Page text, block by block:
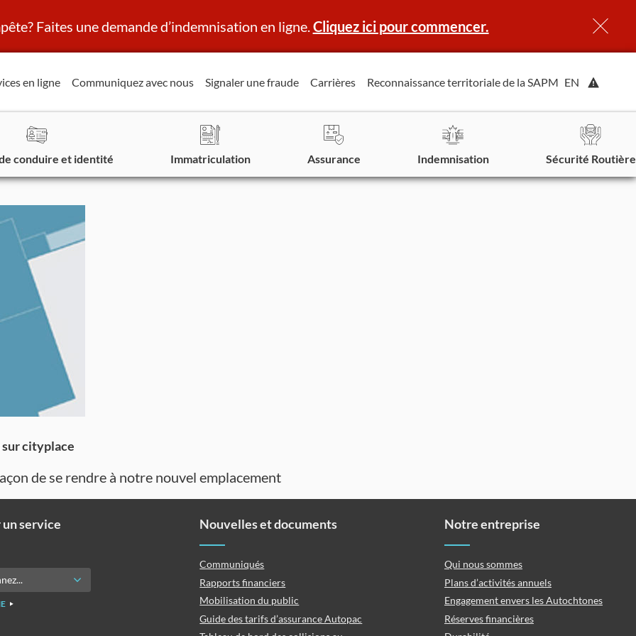
Faites une demande d’indemnisation en ligne.Cliquez ici pour commencer.
en ligne Communiquez avec nous Signaler une fraude Carrières Reconnaissance territoriale de la SAPM EN
conduire et identité Immatriculation Assurance Indemnisation Sécurité Routière
cityplace
de se rendre à notre nouvel emplacement
service Nouvelles et documents
Communiqués
Rapports financiers
Mobilisation du public
Guide des tarifs d’assurance Autopac
Notre entreprise
Qui nous sommes
Plans d’activités annuels
Engagement envers les Autochtones
Réserves financières